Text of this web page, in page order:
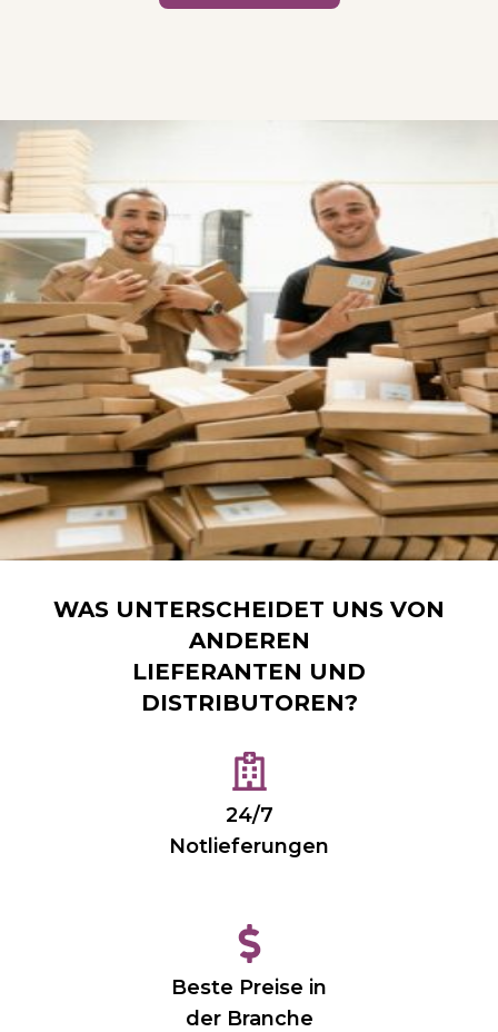
WAS UNTERSCHEIDET UNS VON
ANDEREN
LIEFERANTEN UND
DISTRIBUTOREN?
24/7
Notlieferungen
Beste Preise in
der Branche